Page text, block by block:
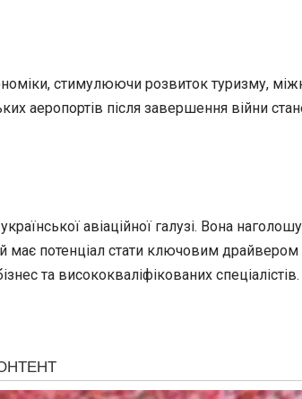
стимулюючи розвиток туризму,
аеропортів після завершення війни
авіаційної галузі. Вона
має потенціал стати ключовим
та висококваліфікованих спеціалістів.